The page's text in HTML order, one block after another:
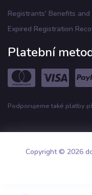
Registrants' Benefits
Expired Registration
Platební
Podporujeme také platby
Copyright © 2026